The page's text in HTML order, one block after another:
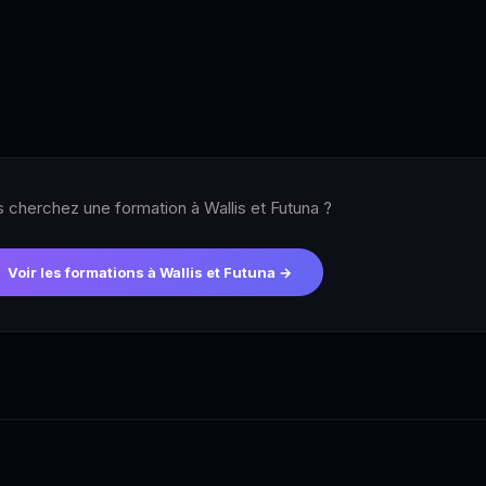
cherchez une formation à Wallis et Futuna ?
Voir les formations à Wallis et Futuna →